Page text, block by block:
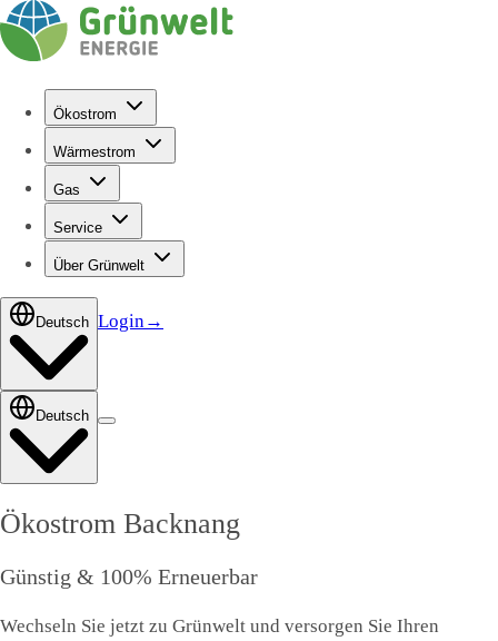
Ökostrom
Wärmestrom
Gas
Service
Über Grünwelt
Deutsch Login→
Deutsch
Ökostrom Backnang
Günstig & 100% Erneuerbar
Wechseln Sie jetzt zu Grünwelt und versorgen Sie Ihren